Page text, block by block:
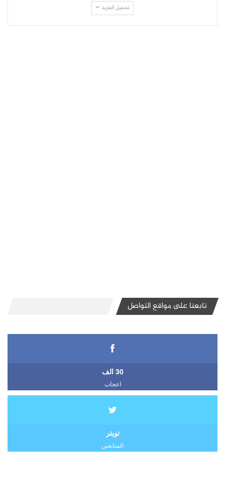
تحميل المزيد
تابعنا على مواقع التواصل
30 الف
اعجاب
تويتر
المتابعين